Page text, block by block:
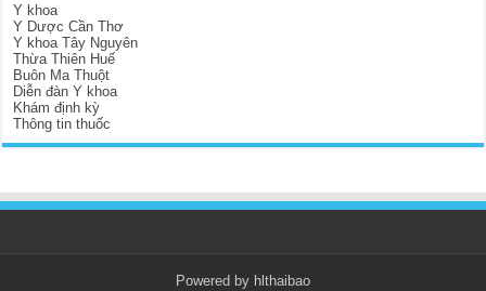
Y khoa
Y Dược Cần Thơ
Y khoa Tây Nguyên
Thừa Thiên Huế
Buôn Ma Thuột
Diễn đàn Y khoa
Khám định kỳ
Thông tin thuốc
Powered by hlthaibao